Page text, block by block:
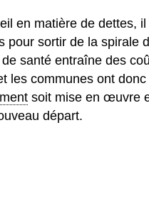
en matière de dettes,
pour sortir de la spirale
santé entraîne des
les communes ont
soit mise en œuvre
départ.